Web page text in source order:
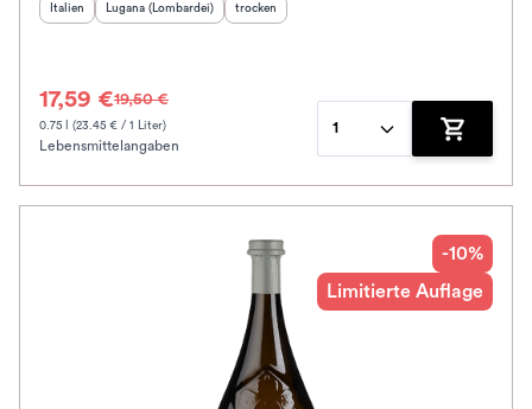
Herkunftsland:
Italien Herkunftsregion:
Lugana (Lombardei) Geschmack
trocken
17,59 €19,50 €
0.75 l (23.45 € / 1 Liter)
Lebensmittelangaben
1
Zum
-10%
Limitierte Auflage